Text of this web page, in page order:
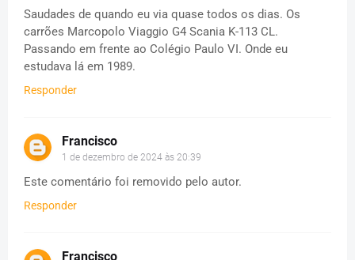
Saudades de quando eu via quase todos os dias. Os
carrões Marcopolo Viaggio G4 Scania K-113 CL.
Passando em frente ao Colégio Paulo VI. Onde eu
estudava lá em 1989.
Responder
Francisco
1 de dezembro de 2024 às 20:39
Este comentário foi removido pelo autor.
Responder
Francisco